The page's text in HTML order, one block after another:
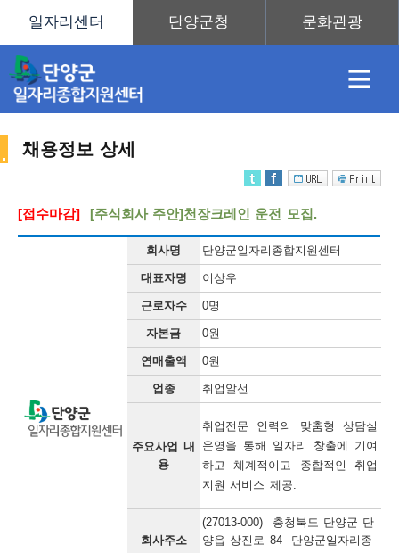
≡
보
보
련
정
우
미
내
채용정보 상세
[접수마감] [주식회사 주안]천장크레인 운전 모집.
회사명 단양군일자리종합지원센터
대표자명 이상우
근로자수 0명
자본금 0원
연매출액 0원
업종 취업알선
주요사업 내
용
취업전문 인력의 맞춤형 상담실
운영을 통해 일자리 창출에 기여
하고 쳬계적이고 종합적인 취업
지원 서비스 제공.
회사주소
(27013-000) 충청북도 단양군 단
양읍 상진로 84 단양군일자리종